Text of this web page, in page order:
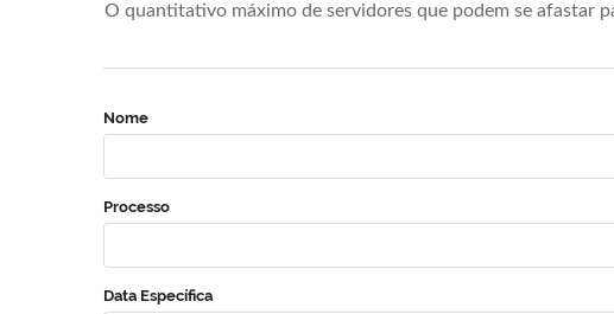
O quantitativo máximo de servidores que podem se afastar
Nome
Processo
Data Específica